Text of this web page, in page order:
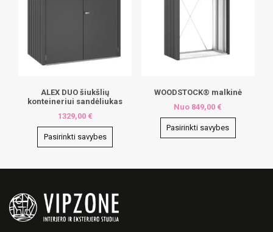
ALEX DUO šiukšlių
konteineriui sandėliukas
1329,00 €
Pasirinkti savybes
variants.
The
options
WOODSTOCK® malkinė
Nuo 849,00 €
Pasirinkti savybes